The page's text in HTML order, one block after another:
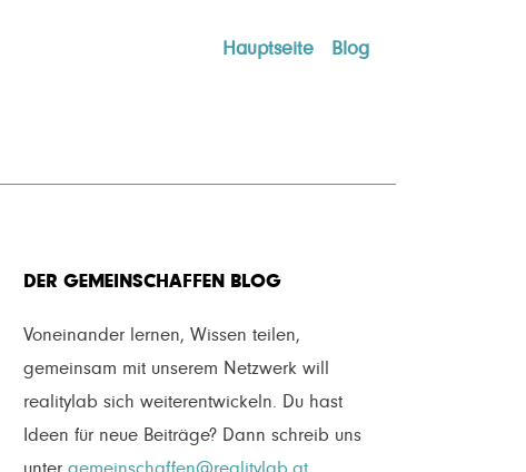
Hauptseite Blog
DER GEMEINSCHAFFEN BLOG
Voneinander lernen, Wissen teilen,
gemeinsam mit unserem Netzwerk will
realitylab sich weiterentwickeln. Du hast
Ideen für neue Beiträge? Dann schreib uns